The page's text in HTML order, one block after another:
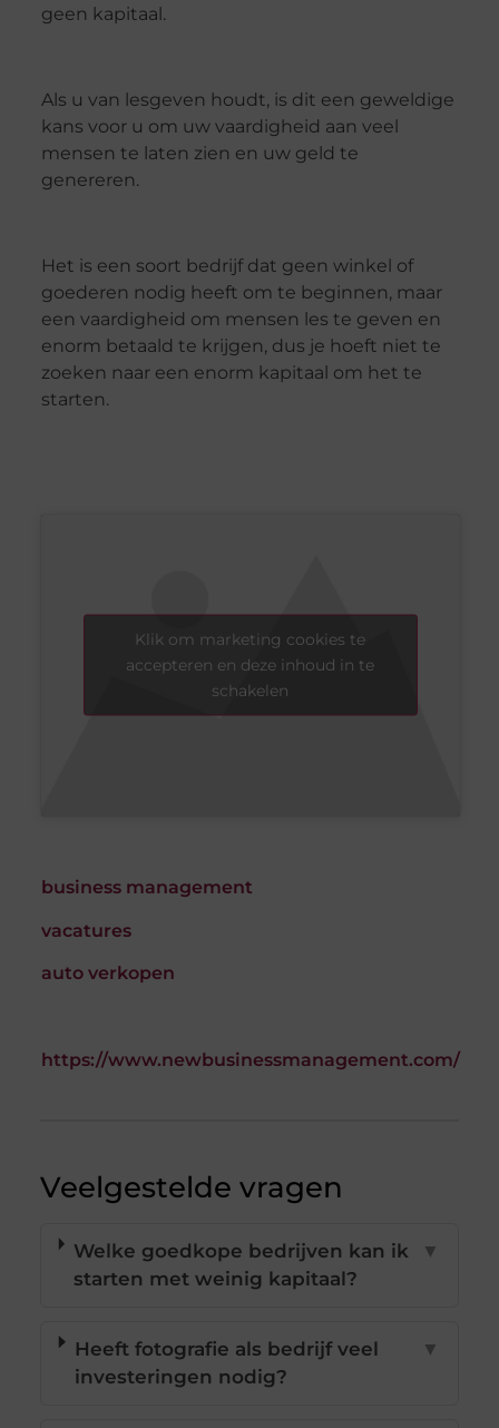
geen kapitaal.
Als u van lesgeven houdt, is dit een geweldige
kans voor u om uw vaardigheid aan veel
mensen te laten zien en uw geld te
genereren.
Het is een soort bedrijf dat geen winkel of
goederen nodig heeft om te beginnen, maar
een vaardigheid om mensen les te geven en
enorm betaald te krijgen, dus je hoeft niet te
zoeken naar een enorm kapitaal om het te
starten.
Klik om marketing cookies te
accepteren en deze inhoud in te
schakelen
business management
vacatures
auto verkopen
https://www.newbusinessmanagement.com/
Veelgestelde vragen
Welke goedkope bedrijven kan ik
starten met weinig kapitaal?
▼
Heeft fotografie als bedrijf veel
investeringen nodig?
▼